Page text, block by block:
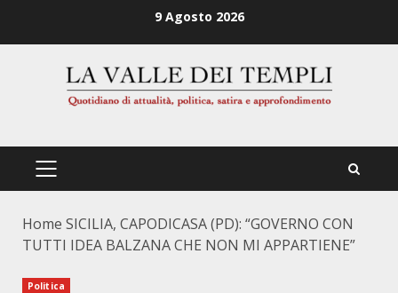
9 Agosto 2026
PRIMÄRES
Home SICILIA, CAPODICASA (PD): “GOVERNO CON
TUTTI IDEA BALZANA CHE NON MI APPARTIENE”
Politica